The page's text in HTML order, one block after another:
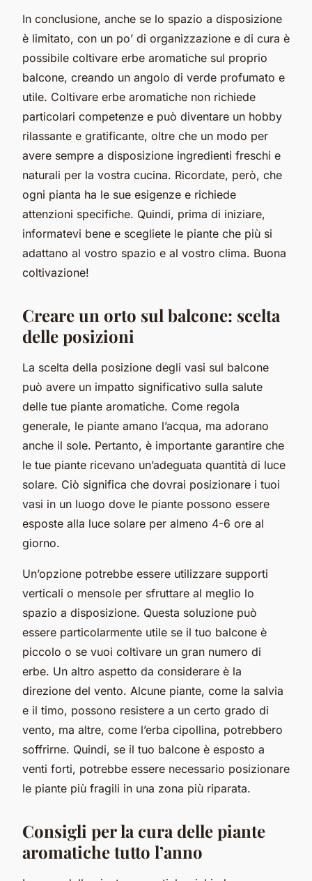
In conclusione, anche se lo spazio a disposizione
è limitato, con un po’ di organizzazione e di cura è
possibile coltivare erbe aromatiche sul proprio
balcone, creando un angolo di verde profumato e
utile. Coltivare erbe aromatiche non richiede
particolari competenze e può diventare un hobby
rilassante e gratificante, oltre che un modo per
avere sempre a disposizione ingredienti freschi e
naturali per la vostra cucina. Ricordate, però, che
ogni pianta ha le sue esigenze e richiede
attenzioni specifiche. Quindi, prima di iniziare,
informatevi bene e scegliete le piante che più si
adattano al vostro spazio e al vostro clima. Buona
coltivazione!
Creare un orto sul balcone: scelta
delle posizioni
La scelta della posizione degli vasi sul balcone
può avere un impatto significativo sulla salute
delle tue piante aromatiche. Come regola
generale, le piante amano l’acqua, ma adorano
anche il sole. Pertanto, è importante garantire che
le tue piante ricevano un’adeguata quantità di luce
solare. Ciò significa che dovrai posizionare i tuoi
vasi in un luogo dove le piante possono essere
esposte alla luce solare per almeno 4-6 ore al
giorno.
Un’opzione potrebbe essere utilizzare supporti
verticali o mensole per sfruttare al meglio lo
spazio a disposizione. Questa soluzione può
essere particolarmente utile se il tuo balcone è
piccolo o se vuoi coltivare un gran numero di
erbe. Un altro aspetto da considerare è la
direzione del vento. Alcune piante, come la salvia
e il timo, possono resistere a un certo grado di
vento, ma altre, come l’erba cipollina, potrebbero
soffrirne. Quindi, se il tuo balcone è esposto a
venti forti, potrebbe essere necessario posizionare
le piante più fragili in una zona più riparata.
Consigli per la cura delle piante
aromatiche tutto l’anno